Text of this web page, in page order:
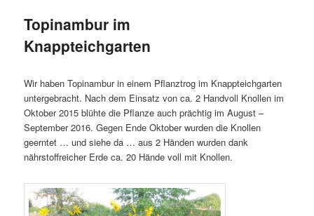
Topinambur im
Knappteichgarten
Wir haben Topinambur in einem Pflanztrog im Knappteichgarten
untergebracht. Nach dem Einsatz von ca. 2 Handvoll Knollen im
Oktober 2015 blühte die Pflanze auch prächtig im August –
September 2016. Gegen Ende Oktober wurden die Knollen
geerntet … und siehe da … aus 2 Händen wurden dank
nährstoffreicher Erde ca. 20 Hände voll mit Knollen.